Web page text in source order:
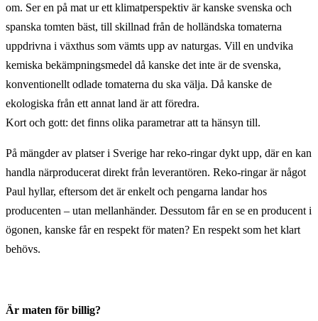
om. Ser en på mat ur ett klimatperspektiv är kanske svenska och
spanska tomten bäst, till skillnad från de holländska tomaterna
uppdrivna i växthus som vämts upp av naturgas. Vill en undvika
kemiska bekämpningsmedel då kanske det inte är de svenska,
konventionellt odlade tomaterna du ska välja. Då kanske de
ekologiska från ett annat land är att föredra.
Kort och gott: det finns olika parametrar att ta hänsyn till.
På mängder av platser i Sverige har reko-ringar dykt upp, där en kan
handla närproducerat direkt från leverantören. Reko-ringar är något
Paul hyllar, eftersom det är enkelt och pengarna landar hos
producenten – utan mellanhänder. Dessutom får en se en producent i
ögonen, kanske får en respekt för maten? En respekt som het klart
behövs.
Är maten för billig?